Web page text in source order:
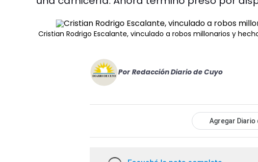
Cristian Rodrigo Escalante, vinculado a robos millonarios y
Por Redacción Diario de Cuyo
Agregar Diario